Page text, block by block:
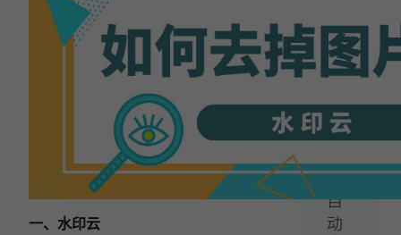
一、水印云
提
取!
一
篇：
费
自
动